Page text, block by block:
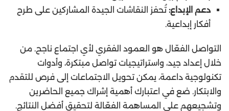
دعم الإبداع:تُحفز النقاشات الجيدة المشاركين على طرح
أفكار إبداعية.
التواصل الفعّال هو العمود الفقري لأي اجتماع ناجح. من
خلال إعداد جيد، واستراتيجيات تواصل مبتكرة، وأدوات
تكنولوجية داعمة، يمكن تحويل الاجتماعات إلى فرص للتقدم
والابتكار. ضع في اعتبارك أهمية إشراك جميع الحاضرين
وتشجيعهم على المساهمة الفعّالة لتحقيق أفضل النتائج.